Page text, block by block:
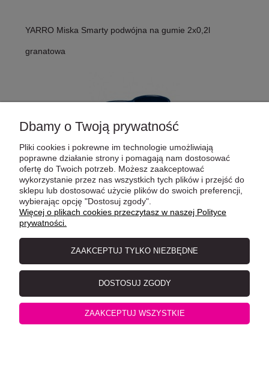
YARRO Miska Smarty podwójna na gumie 2x0,2l
granatowa
YARRO Miska Smarty podwójna na gumie 2x0,2l fuksja
Dbamy o Twoją prywatność
Pliki cookies i pokrewne im technologie umożliwiają
poprawne działanie strony i pomagają nam dostosować
ofertę do Twoich potrzeb. Możesz zaakceptować
wykorzystanie przez nas wszystkich tych plików i przejść do
sklepu lub dostosować użycie plików do swoich preferencji,
wybierając opcję "Dostosuj zgody".
Więcej o plikach cookies przeczytasz w naszej Polityce
prywatności.
ZAAKCEPTUJ TYLKO NIEZBĘDNE
DOSTOSUJ ZGODY
ZAAKCEPTUJ WSZYSTKIE